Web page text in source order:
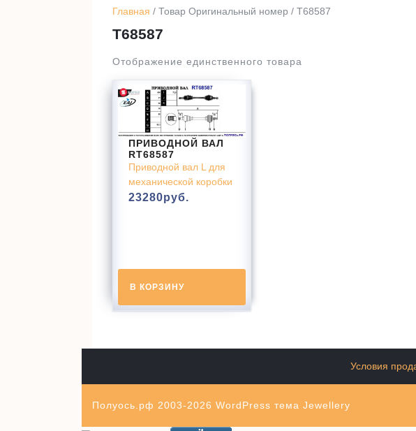
Главная / Товар Оригинальный номер / T68587
T68587
Отображение единственного товара
ПРИВОДНОЙ ВАЛ
RT68587
Приводной вал L для
механической коробки
23280руб.
В КОРЗИНУ
Условия
Полуось.рф 2003-2026 WordPress тема Jewellery